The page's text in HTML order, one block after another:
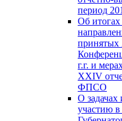
период
Об
принятых
г.г. и
XXIV
ФПСО
О задачах
участию в